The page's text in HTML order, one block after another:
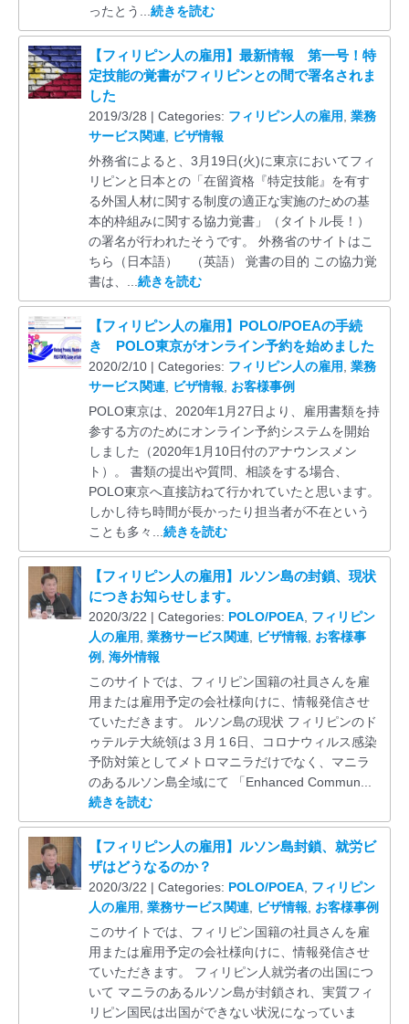
ったとう... 続きを読む
【フィリピン人の雇用】最新情報 第一号！特
定技能の覚書がフィリピンとの間で署名されま
した
2019/3/28 | Categories: フィリピン人の雇用
業務
サービス関連,
ビザ情報
外務省によると、3月19日(火)に東京においてフィ
リピンと日本との「在留資格『特定技能』を有す
る外国人材に関する制度の適正な実施のための基
本的枠組みに関する協力覚書」（タイトル長！）
の署名が行われたそうです。 外務省のサイトはこ
ちら（日本語） （英語） 覚書の目的 この協力覚
書は、... 続きを読む
【フィリピン人の雇用】POLO/POEAの手続
き POLO東京がオンライン予約を始めました
2020/2/10 | Categories: フィリピン人の雇用
業務
サービス関連, ビザ情報
お客様事例
POLO東京は、2020年1月27日より、雇用書類を持
参する方のためにオンライン予約システムを開始
しました（2020年1月10日付のアナウンスメン
ト）。 書類の提出や質問、相談をする場合、
POLO東京へ直接訪ねて行かれていたと思います。
しかし待ち時間が長かったり担当者が不在という
ことも多々... 続きを読む
【フィリピン人の雇用】ルソン島の封鎖、現状
につきお知らせします。
2020/3/22 | Categories: POLO/POEA, フィリピン
人の雇用
業務サービス関連, ビザ情報
お客様事
例
海外情報
このサイトでは、フィリピン国籍の社員さんを雇
用または雇用予定の会社様向けに、情報発信させ
ていただきます。 ルソン島の現状 フィリピンのド
ゥテルテ大統領は３月１6日、コロナウィルス感染
予防対策としてメトロマニラだけでなく、マニラ
のあるルソン島全域にて 「Enhanced Commun...
続きを読む
【フィリピン人の雇用】ルソン島封鎖、就労ビ
ザはどうなるのか？
2020/3/22 | Categories: POLO/POEA, フィリピン
人の雇用
業務サービス関連, ビザ情報
お客様事例
このサイトでは、フィリピン国籍の社員さんを雇
用または雇用予定の会社様向けに、情報発信させ
ていただきます。 フィリピン人就労者の出国につ
いて マニラのあるルソン島が封鎖され、実質フィ
リピン国民は出国ができない状況になっていま